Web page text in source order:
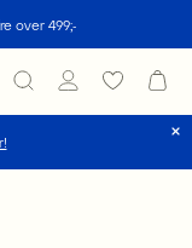
over 499;-